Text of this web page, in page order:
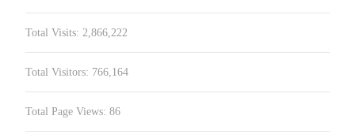
Total Visits: 2,866,222
Total Visitors: 766,164
Total Page Views: 86